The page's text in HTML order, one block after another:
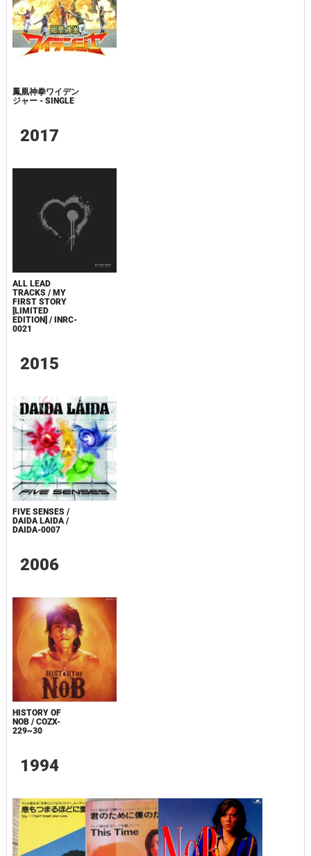
鳳凰神拳ワイデン
ジャー - SINGLE
2017
ALL LEAD
TRACKS / MY
FIRST STORY
[LIMITED
EDITION] / INRC-
0021
2015
FIVE SENSES /
DAIDA LAIDA /
DAIDA-0007
2006
HISTORY OF
NOB / COZX-
229~30
1994